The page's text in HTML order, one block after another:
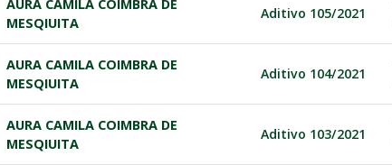
AURA CAMILA COIMBRA DE
MESQIUITA
Aditivo 105/2021
AURA CAMILA COIMBRA DE
MESQIUITA
Aditivo 104/2021
AURA CAMILA COIMBRA DE
MESQIUITA
Aditivo 103/2021